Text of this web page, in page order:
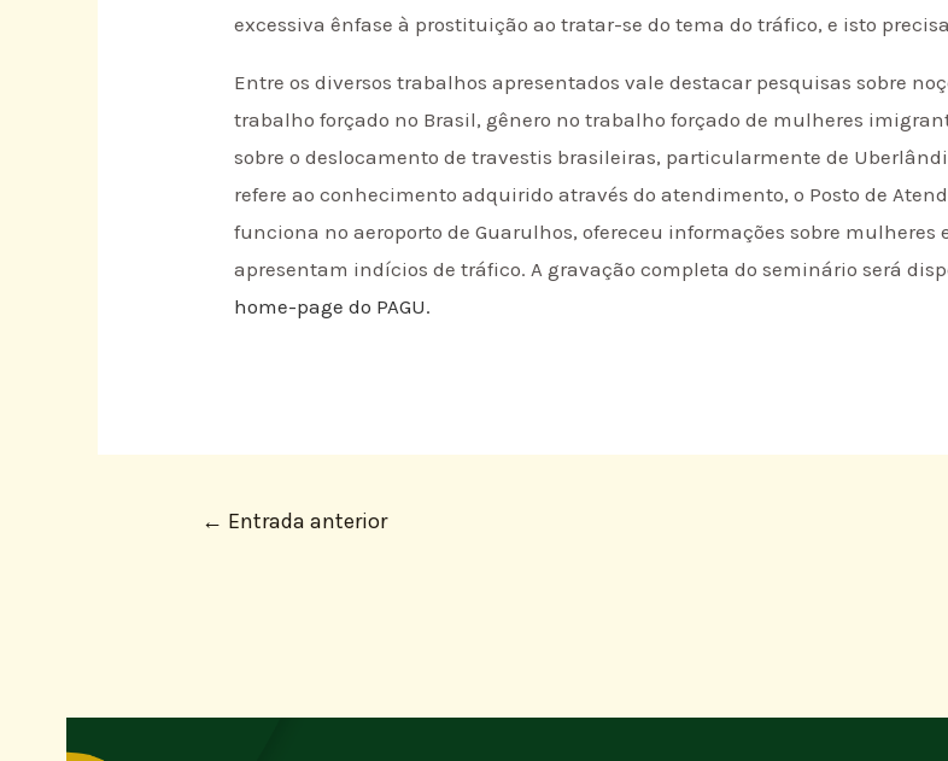
excessiva ênfase à prostituição ao tratar-se do tema do tráfico, e isto
Entre os diversos trabalhos apresentados vale destacar pesquisas sobre
trabalho forçado no Brasil, gênero no trabalho forçado de mulheres
sobre o deslocamento de travestis brasileiras, particularmente de
refere ao conhecimento adquirido através do atendimento, o Posto de
funciona no aeroporto de Guarulhos, ofereceu informações sobre
apresentam indícios de tráfico. A gravação completa do seminário será
home-page do PAGU.
← Entrada anterior